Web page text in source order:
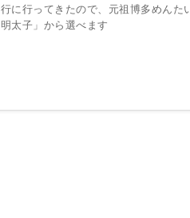
に行ってきたので、元祖博多めん
明太子」から選べます